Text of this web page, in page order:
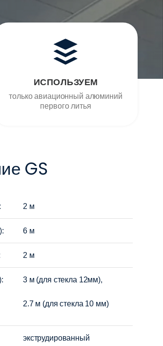
ИСПОЛЬЗУЕМ
только авиационный алюминий
первого литья
GS
2 м
6 м
2 м
3 м (для стекла 12мм),
2.7 м (для стекла 10 мм)
экструдированный